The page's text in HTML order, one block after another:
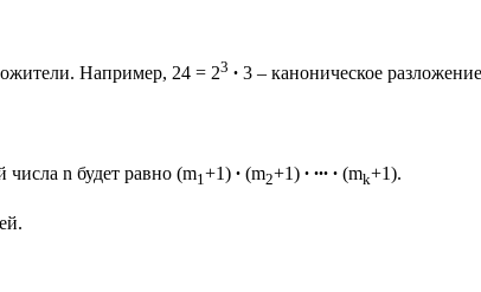
Например, 24 = 23 ∙ 3 – каноническое
числа n будет равно (m1 +1) ∙ (m2+1) ∙ ∙∙∙ ∙ (mk+1).